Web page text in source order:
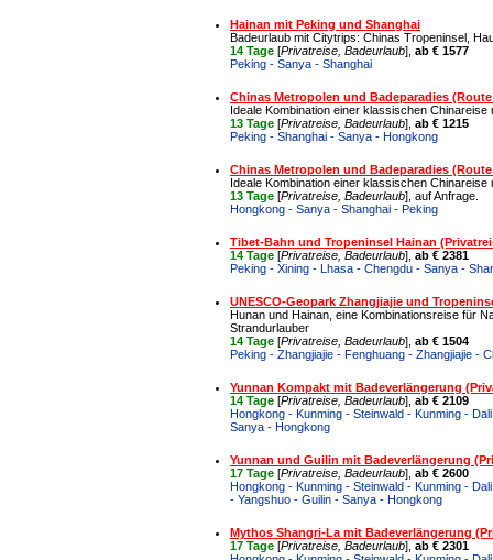
Hainan mit Peking und Shanghai
Badeurlaub mit Citytrips: Chinas Tropeninsel,
14 Tage [Privatreise, Badeurlaub], ab € 1577
Peking - Sanya - Shanghai
Chinas Metropolen und Badeparadies
Ideale Kombination einer klassischen Chinareise
13 Tage [Privatreise, Badeurlaub], ab € 1215
Peking - Shanghai - Sanya - Hongkong
Chinas Metropolen und Badeparadies
Ideale Kombination einer klassischen Chinareise
13 Tage [Privatreise, Badeurlaub], auf Anfrage.
Hongkong - Sanya - Shanghai - Peking
Tibet-Bahn und Tropeninsel Hainan
14 Tage [Privatreise, Badeurlaub], ab € 2381
Peking - Xining - Lhasa - Chengdu - Sanya -
UNESCO-Geopark Zhangjiajie und
Hunan und Hainan, eine Kombinationsreise für
Strandurlauber
14 Tage [Privatreise, Badeurlaub], ab € 1504
Peking - Zhangjiajie - Fenghuang - Zhangjiajie -
Yunnan Kompakt mit Badeverlängerung
14 Tage [Privatreise, Badeurlaub], ab € 2109
Hongkong - Kunming - Steinwald - Kunming -
Sanya - Hongkong
Yunnan und Guilin mit Badeverlängerung
17 Tage [Privatreise, Badeurlaub], ab € 2600
Hongkong - Kunming - Steinwald - Kunming -
- Yangshuo - Guilin - Sanya - Hongkong
Mythos Shangri-La mit Badeverlängerung
17 Tage [Privatreise, Badeurlaub], ab € 2301